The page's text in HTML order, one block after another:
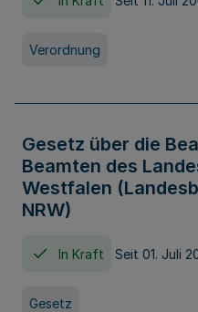
Verordnung
Gesetz über die
Beamten des
Westfalen
NRW)
In Kraft Seit 01. Juli
Gesetz